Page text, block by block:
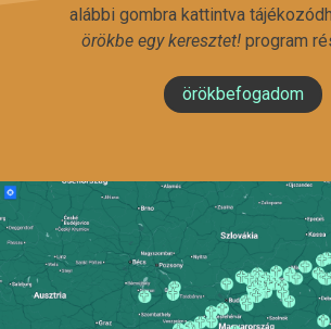
alábbi gombra kattintva
örökbe egy keresztet!program
örökbefogadom